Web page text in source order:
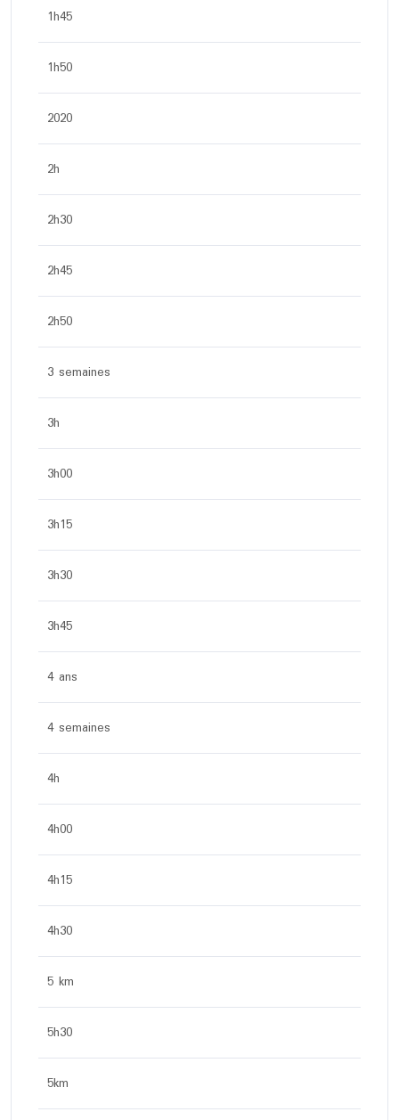
1h45
1h50
2020
2h
2h30
2h45
2h50
3 semaines
3h
3h00
3h15
3h30
3h45
4 ans
4 semaines
4h
4h00
4h15
4h30
5 km
5h30
5km